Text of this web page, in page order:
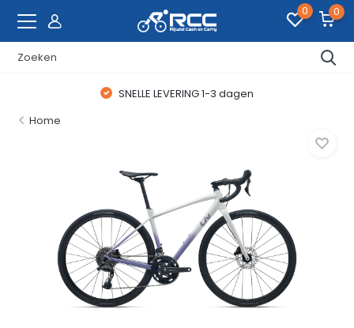
0 0
SNELLE LEVERING 1-3 dagen
Home